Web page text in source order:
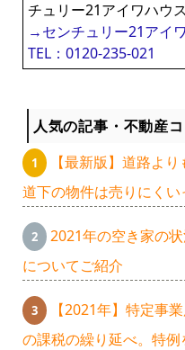
チュリー21アイワハウ
→センチュリー21アイ
TEL：0120-235-021
人気の記事・不動産
【最新版】道路よ
道下の物件は売りにくい
2021年の空き家の
についてご紹介
【2021年】特定事
の課税の繰り延べ。特